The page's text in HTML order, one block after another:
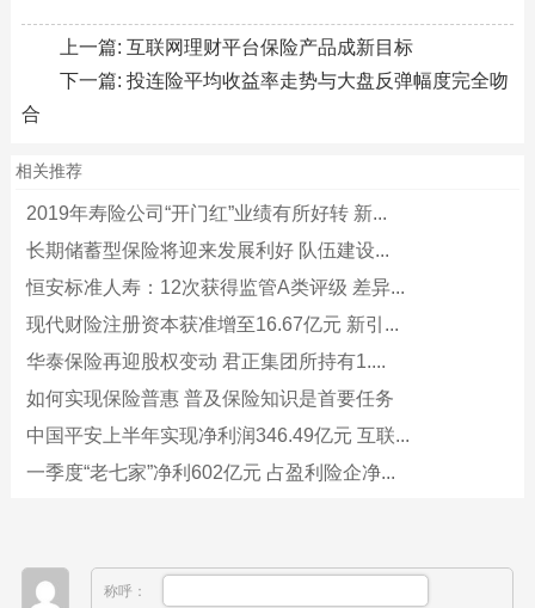
上一篇: 互联网理财平台保险产品成新目标
下一篇: 投连险平均收益率走势与大盘反弹幅度完全吻
合
相关推荐
2019年寿险公司“开门红”业绩有所好转 新...
长期储蓄型保险将迎来发展利好 队伍建设...
恒安标准人寿：12次获得监管A类评级 差异...
现代财险注册资本获准增至16.67亿元 新引...
华泰保险再迎股权变动 君正集团所持有1....
如何实现保险普惠 普及保险知识是首要任务
中国平安上半年实现净利润346.49亿元 互联...
一季度“老七家”净利602亿元 占盈利险企净...
称呼：